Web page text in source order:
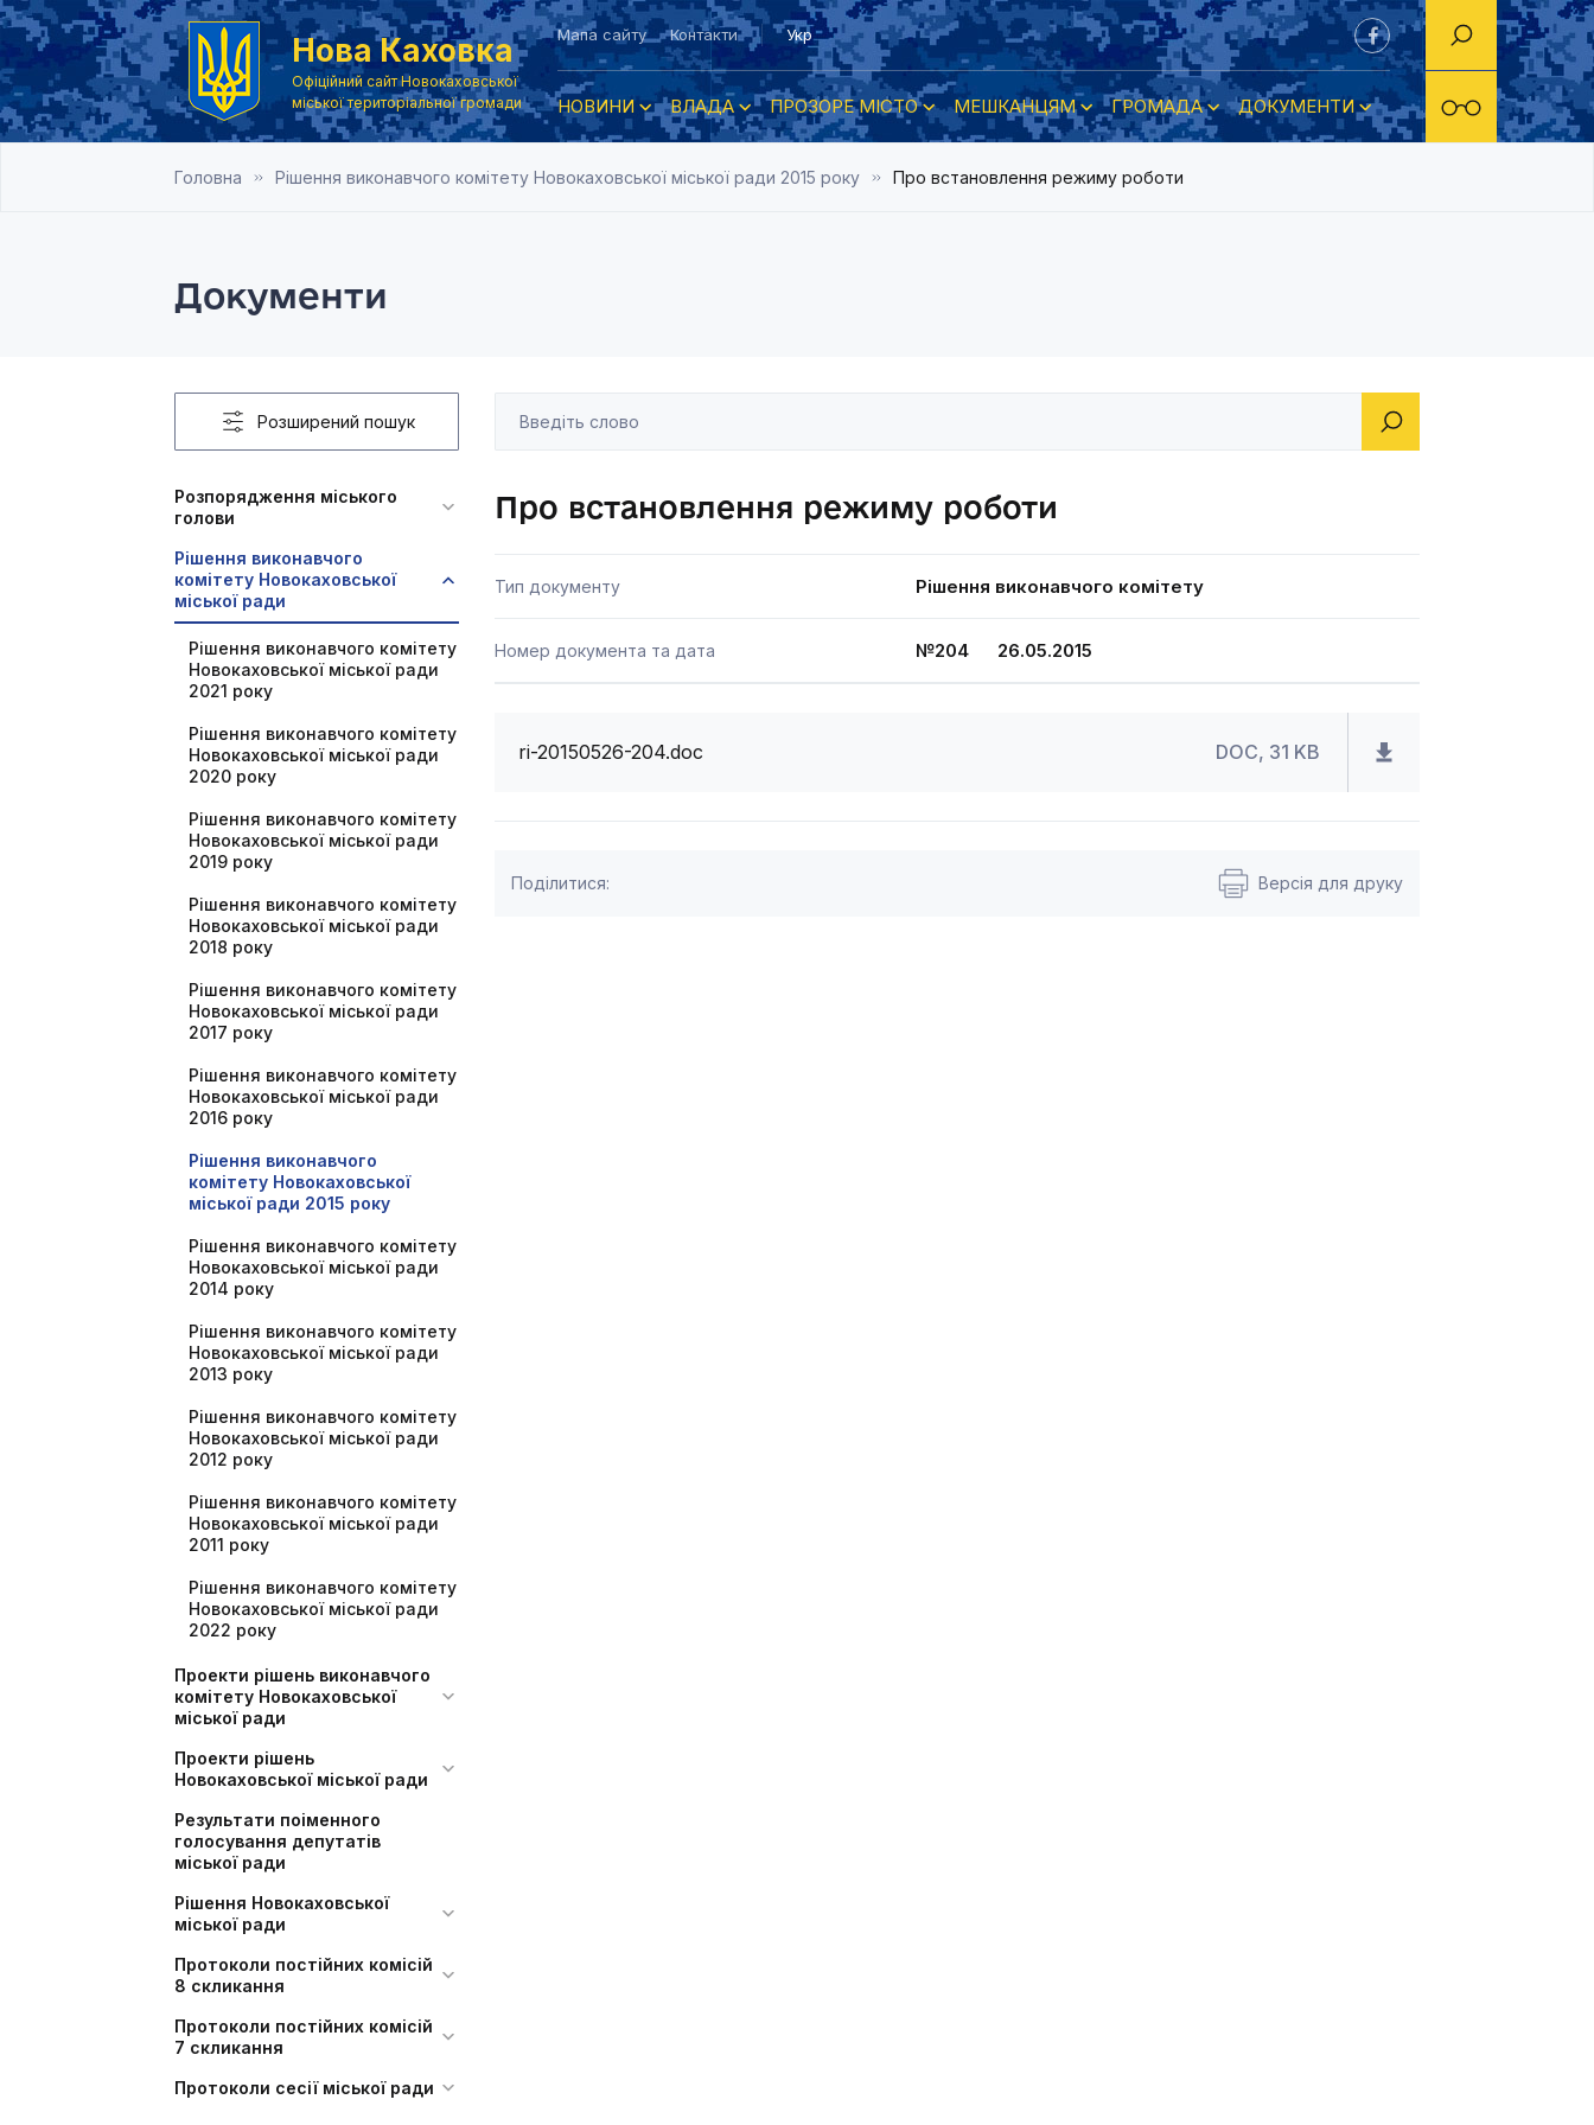
Нова Каховка
Офіційний сайт Новокаховської
міської територіальної громади
Мапа сайту Контакти Укр
НОВИНИ ВЛАДА ПРОЗОРЕ МІСТО МЕШКАНЦЯМ ГРОМАДА ДОКУМЕНТИ
Головна Рішення виконавчого комітету Новокаховської міської ради 2015 року Про встановлення режиму роботи
Документи
Розширений пошук
Розпорядження міського
голови
Рішення виконавчого
комітету Новокаховської
міської ради
Рішення виконавчого комітету
Новокаховської міської ради
2021 року
Рішення виконавчого комітету
Новокаховської міської ради
2020 року
Рішення виконавчого комітету
Новокаховської міської ради
2019 року
Рішення виконавчого комітету
Новокаховської міської ради
2018 року
Рішення виконавчого комітету
Новокаховської міської ради
2017 року
Рішення виконавчого комітету
Новокаховської міської ради
2016 року
Рішення виконавчого
комітету Новокаховської
міської ради 2015 року
Рішення виконавчого комітету
Новокаховської міської ради
2014 року
Рішення виконавчого комітету
Новокаховської міської ради
2013 року
Рішення виконавчого комітету
Новокаховської міської ради
2012 року
Рішення виконавчого комітету
Новокаховської міської ради
2011 року
Рішення виконавчого комітету
Новокаховської міської ради
2022 року
Проекти рішень виконавчого
комітету Новокаховської
міської ради
Проекти рішень
Новокаховської міської ради
Результати поіменного
голосування депутатів
міської ради
Рішення Новокаховської
міської ради
Протоколи постійних комісій
8 скликання
Протоколи постійних комісій
7 скликання
Протоколи сесії міської ради
Про встановлення режиму роботи
Тип документу Рішення виконавчого комітету
Номер документа та дата №204 26.05.2015
ri-20150526-204.doc DOC, 31 KB
Поділитися: Версія для друку